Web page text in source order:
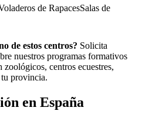
de RapacesSalas de
de estos centros? Solicita
nuestros programas formativos
zoológicos, centros ecuestres,
tu provincia.
en España